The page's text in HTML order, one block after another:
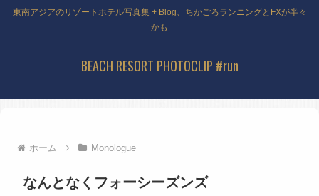
東南アジアのリゾートホテル写真集 + Blog、ちかごろランニングとFXが半々
かも
BEACH RESORT PHOTOCLIP #run
ホーム Monologue
なんとなくフォーシーズンズ